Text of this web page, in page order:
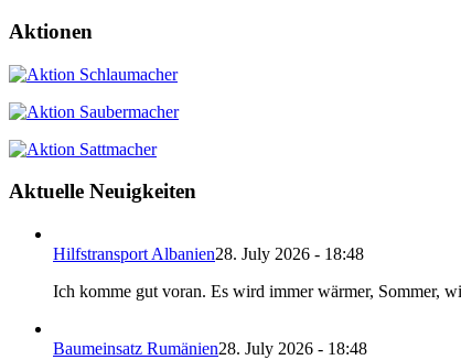
Aktionen
Aktuelle Neuigkeiten
Hilfstransport Albanien28. July 2026 - 18:48
Ich komme gut voran. Es wird immer wärmer, Sommer,
Baumeinsatz Rumänien28. July 2026 - 18:48